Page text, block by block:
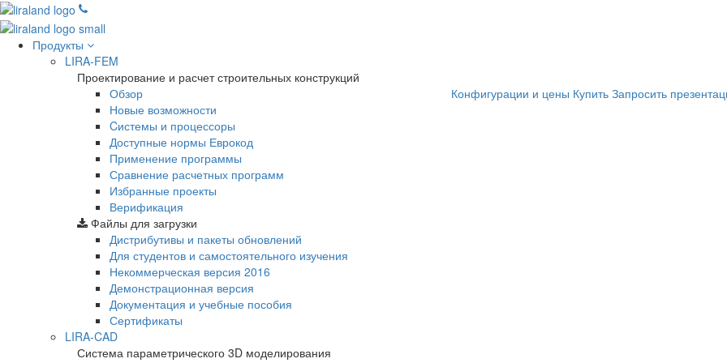
Продукты
LIRA-FEM
Проектирование и расчет строительных конструкций
Обзор
Новые возможности
Cистемы и процессоры
Доступные нормы Еврокод
Применение программы
Сравнение расчетных программ
Избранные проекты
Верификация
Конфигурации и цены Купить Запросить
Файлы для загрузки
Дистрибутивы и пакеты обновлений
Для студентов и самостоятельного изучения
Некоммерческая версия 2016
Демонстрационная версия
Документация и учебные пособия
Сертификаты
LIRA-CAD
Система параметрического 3D моделирования